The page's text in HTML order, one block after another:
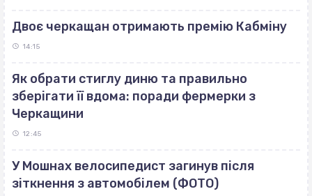
Двоє черкащан отримають премію Кабміну
14:15
Як обрати стиглу диню та правильно
зберігати її вдома: поради фермерки з
Черкащини
12:45
У Мошнах велосипедист загинув після
зіткнення з автомобілем (ФОТО)